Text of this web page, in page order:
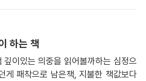
하는 책
이있는 의중을 읽어볼까하는 심정으
게 패착으로 남은책, 지불한 책값보다